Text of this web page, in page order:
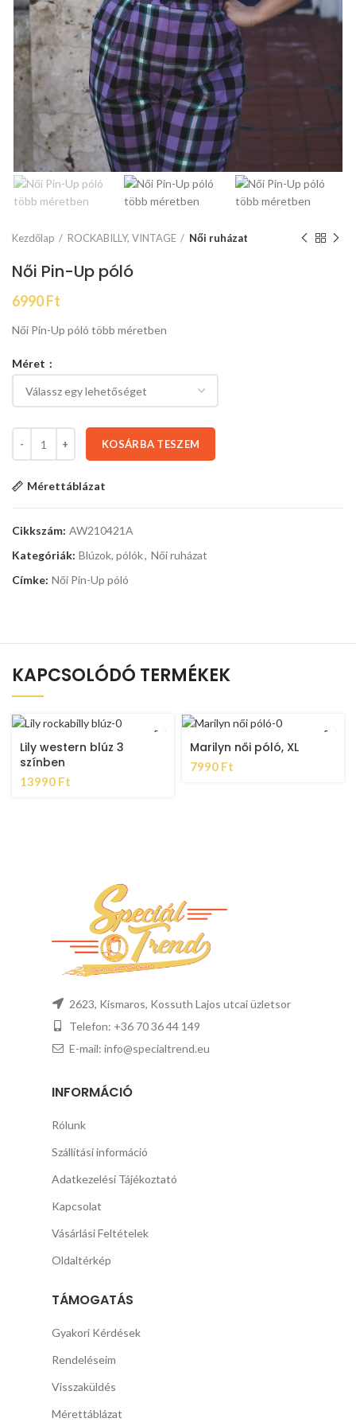
Kezdőlap ROCKABILLY, VINTAGE Női ruházat
Női Pin-Up póló
6990Ft
Női Pin-Up póló több méretben
Méret
KOSÁRBA TESZEM
Mérettáblázat
Cikkszám: AW210421A
Kategóriák: Blúzok, pólók, Női ruházat
Címke: Női Pin-Up póló
KAPCSOLÓDÓ TERMÉKEK
Lily western blúz 3
színben
13990 Ft
Marilyn női póló, XL
7990 Ft
2623, Kismaros, Kossuth Lajos utcai üzletsor
Telefon: +36 70 36 44 149
E-mail: info@specialtrend.eu
INFORMÁCIÓ
Rólunk
Szállítási információ
Adatkezelési Tájékoztató
Kapcsolat
Vásárlási Feltételek
Oldaltérkép
TÁMOGATÁS
Gyakori Kérdések
Rendeléseim
Visszaküldés
Mérettáblázat